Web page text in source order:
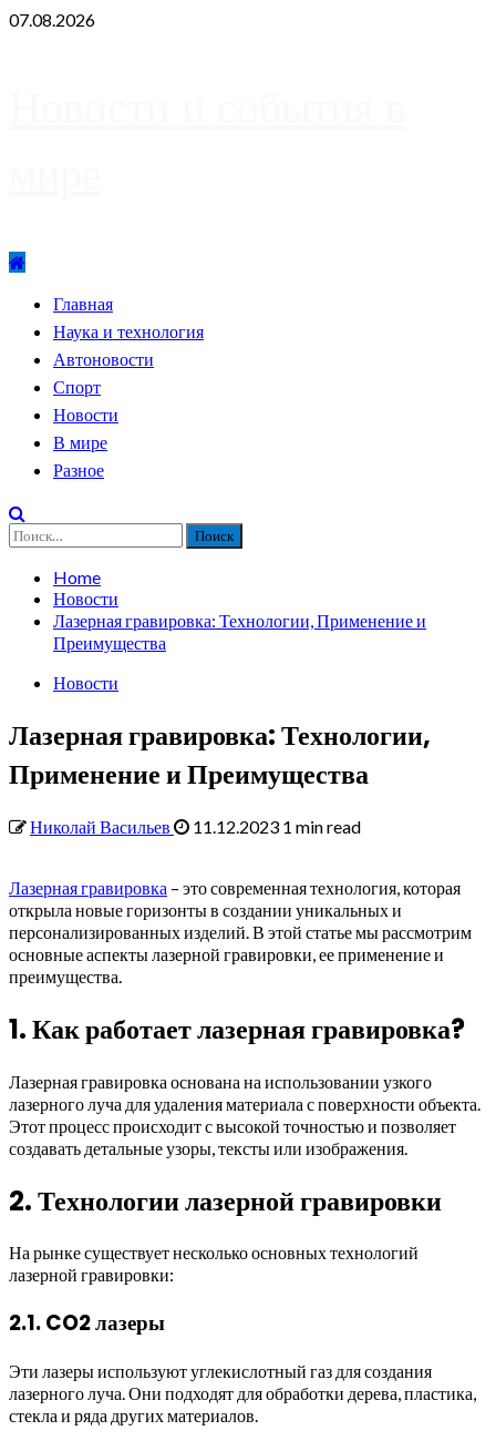
Skip
07.08.2026
PrimaryГлавная
Наука и технология
Автоновости
Спорт
Новости
В мире
Разное
Найти:
Home
Новости
Лазерная гравировка: Технологии, Применение и
Преимущества
Новости
Лазерная гравировка: Технологии,
Применение и Преимущества
Николай Васильев 11.12.2023 1 min read
Лазерная гравировка – это современная технология, которая
открыла новые горизонты в создании уникальных и
персонализированных изделий. В этой статье мы рассмотрим
основные аспекты лазерной гравировки, ее применение и
преимущества.
1. Как работает лазерная гравировка?
Лазерная гравировка основана на использовании узкого
лазерного луча для удаления материала с поверхности объекта.
Этот процесс происходит с высокой точностью и позволяет
создавать детальные узоры, тексты или изображения.
2. Технологии лазерной гравировки
На рынке существует несколько основных технологий
лазерной гравировки:
2.1. CO2 лазеры
Эти лазеры используют углекислотный газ для создания
лазерного луча. Они подходят для обработки дерева, пластика,
стекла и ряда других материалов.